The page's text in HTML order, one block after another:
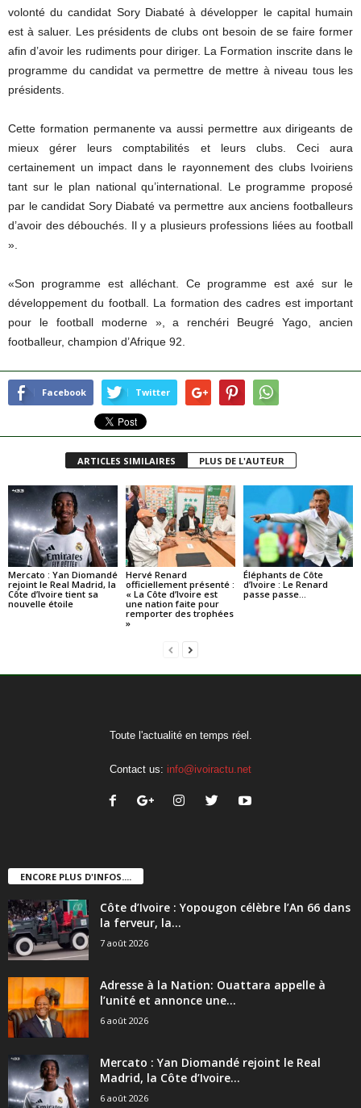
volonté du candidat Sory Diabaté à développer le capital humain
est à saluer. Les présidents de clubs ont besoin de se faire former
afin d’avoir les rudiments pour diriger. La Formation inscrite dans le
programme du candidat va permettre de mettre à niveau tous les
présidents.
Cette formation permanente va aussi permettre aux dirigeants de
mieux gérer leurs comptabilités et leurs clubs. Ceci aura
certainement un impact dans le rayonnement des clubs Ivoiriens
tant sur le plan national qu’international. Le programme proposé
par le candidat Sory Diabaté va permettre aux anciens footballeurs
d’avoir des débouchés. Il y a plusieurs professions liées au football
».
«Son programme est alléchant. Ce programme est axé sur le
développement du football. La formation des cadres est important
pour le football moderne », a renchéri Beugré Yago, ancien
footballeur, champion d’Afrique 92.
Facebook Twitter
ARTICLES SIMILAIRES PLUS DE L'AUTEUR
Mercato : Yan Diomandé
rejoint le Real Madrid, la
Côte d’Ivoire tient sa
nouvelle étoile
Hervé Renard
officiellement présenté :
« La Côte d’Ivoire est
une nation faite pour
remporter des trophées
»
Éléphants de Côte
d’Ivoire : Le Renard
passe passe…
Toute l'actualité en temps réel.
Contact us: info@ivoiractu.net
ENCORE PLUS D'INFOS....
Côte d’Ivoire : Yopougon célèbre l’An 66 dans
la ferveur, la...
7 août 2026
Adresse à la Nation: Ouattara appelle à
l’unité et annonce une...
6 août 2026
Mercato : Yan Diomandé rejoint le Real
Madrid, la Côte d’Ivoire...
6 août 2026